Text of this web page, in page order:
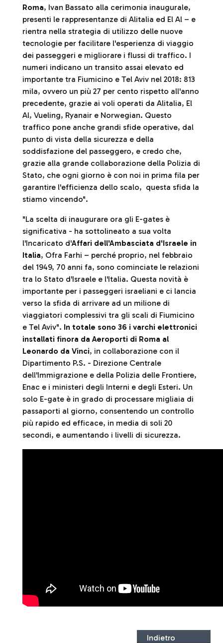
Roma, Ivan Bassato alla cerimonia inaugurale,
presenti le rappresentanze di Alitalia ed El Al – e
rientra nella strategia di utilizzo delle nuove
tecnologie per facilitare l'esperienza di viaggio
dei passeggeri e migliorare i flussi di traffico. I
numeri indicano un transito assai elevato ed
importante tra Fiumicino e Tel Aviv nel 2018: 813
mila, ovvero un più 27 per cento rispetto all'anno
precedente, grazie ai voli operati da Alitalia, El
Al, Vueling, Ryanair e Norwegian. Questo
traffico pone anche grandi sfide operative, dal
punto di vista della sicurezza e della
soddisfazione del passeggero, e credo che,
grazie alla grande collaborazione della Polizia di
Stato, che ogni giorno è con noi in prima fila per
garantire l'efficienza dello scalo, questa sfida la
stiamo vincendo".
"La scelta di inaugurare ora gli E-gates è
significativa - ha sottolineato a sua volta
l'Incaricato d'Affari dell'Ambasciata d'Israele in
Italia, Ofra Farhi – perché proprio, nel febbraio
del 1949, 70 anni fa, sono cominciate le relazioni
tra lo Stato d'Israele e l'Italia. Questa novità è
importante per i passeggeri israeliani e ci lancia
verso la sfida di arrivare ad un milione di
viaggiatori complessivi tra gli scali di Fiumicino
e Tel Aviv". In totale sono 36 i varchi elettronici
installati finora da Aeroporti di Roma al
Leonardo da Vinci, in collaborazione con il
Dipartimento P.S. - Direzione Centrale
dell'Immigrazione e della Polizia delle Frontiere,
Enac e i ministeri degli Interni e degli Esteri. Un
solo E-gate è in grado di processare migliaia di
passaporti al giorno, consentendo un controllo
più rapido ed efficace, in media di soli 20
secondi, e aumentando i livelli di sicurezza.
Indietro